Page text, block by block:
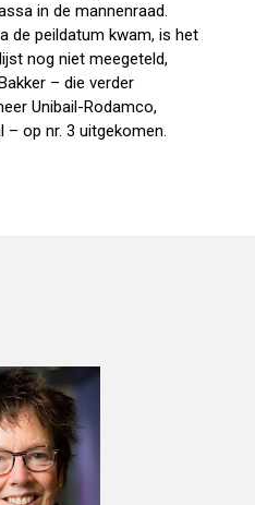
in de mannenraad.
de peildatum kwam, is het
nog niet meegeteld,
– die verder
Unibail-Rodamco,
– op nr. 3 uitgekomen.